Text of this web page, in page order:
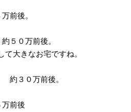
前後。
５０万前後。
大きなお宅ですね。
３０万前後。
前後